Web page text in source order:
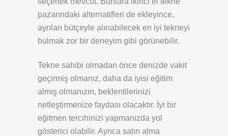
pazarındaki alternatifleri de ekleyince,
ayrılan bütçeyle alınabilecek en iyi tekneyi
bulmak zor bir deneyim gibi görünebilir.
Tekne sahibi olmadan önce denizde vakit
geçirmiş olmanız, daha da iyisi eğitim
almış olmanızın, beklentilerinizi
netleştirmenize faydası olacaktır. İyi bir
eğitmen tercihinizi yapmanızda yol
gösterici olabilir. Ayrıca satın alma